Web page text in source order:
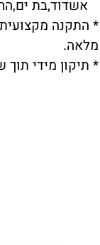
אשדוד,בת
* התקנה
מלאה.
* תיקון מידי תוך